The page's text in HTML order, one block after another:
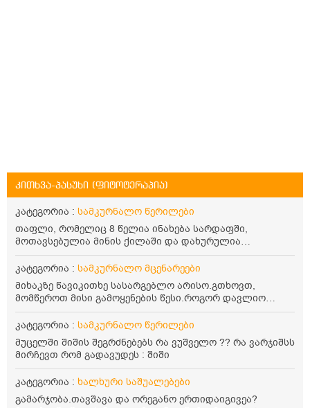
კითხვა-პასუხი (ფიტოტერაპია)
კატეგორია : სამკურნალო წერილები
თაფლი, რომელიც 8 წელია ინახება სარდაფში,
მოთავსებულია მინის ქილაში და დახურულია
პლასტმასის სახურავით. ექნება თუ არა შენარჩუნებული
სასარგებლო თვისებები და შეიძლება თუ არა მისი
მირთმევა? გმადლობთ.
კატეგორია : სამკურნალო მცენარეები
მიხაკზე წავიკითხე სასარგებლო არისო.გთხოვთ,
მომწეროთ მისი გამოყენების წესი.როგორ დავლიო
მიხაკის ჩაი. ასევე მაინტერესებს ლეიკოციტები მაქვს
ოდნავ დაბალი და წავიკითხე ლეიკოციტების დონეს
კატეგორია : სამკურნალო წერილები
მუცელში შიშის შეგრძნებებს რა ვუშველო ?? რა ვარჯიშსს
მირჩევთ რომ გადავუდეს : შიში
კატეგორია : ხალხური საშუალებები
გამარჯობა.თავშავა და ორეგანო ერთიდაიგივეა?